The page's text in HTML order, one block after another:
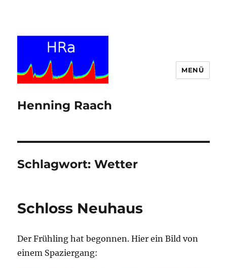
Henning Raach
MENÜ
Schlagwort:Wetter
Schloss Neuhaus
Der Frühling hat begonnen. Hier ein Bild von
einem Spaziergang: